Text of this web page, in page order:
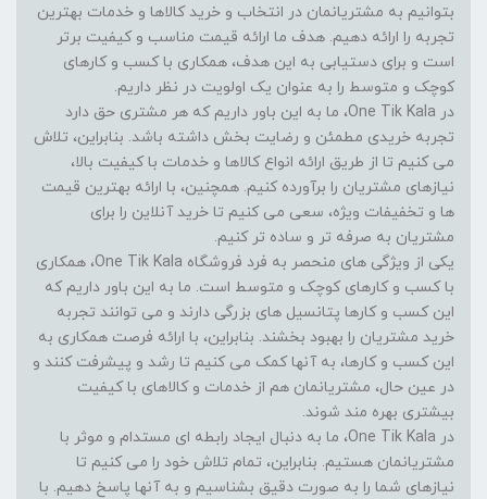
بتوانیم به مشتریانمان در انتخاب و خرید کالاها و خدمات بهترین
تجربه را ارائه دهیم. هدف ما ارائه قیمت مناسب و کیفیت برتر
است و برای دستیابی به این هدف، همکاری با کسب و کارهای
کوچک و متوسط را به عنوان یک اولویت در نظر داریم.
در One Tik Kala، ما به این باور داریم که هر مشتری حق دارد
تجربه خریدی مطمئن و رضایت بخش داشته باشد. بنابراین، تلاش
می کنیم تا از طریق ارائه انواع کالاها و خدمات با کیفیت بالا،
نیازهای مشتریان را برآورده کنیم. همچنین، با ارائه بهترین قیمت
ها و تخفیفات ویژه، سعی می کنیم تا خرید آنلاین را برای
مشتریان به صرفه تر و ساده تر کنیم.
یکی از ویژگی های منحصر به فرد فروشگاه One Tik Kala، همکاری
با کسب و کارهای کوچک و متوسط است. ما به این باور داریم که
این کسب و کارها پتانسیل های بزرگی دارند و می توانند تجربه
خرید مشتریان را بهبود بخشند. بنابراین، با ارائه فرصت همکاری به
این کسب و کارها، به آنها کمک می کنیم تا رشد و پیشرفت کنند و
در عین حال، مشتریانمان هم از خدمات و کالاهای با کیفیت
بیشتری بهره مند شوند.
در One Tik Kala، ما به دنبال ایجاد رابطه ای مستدام و موثر با
مشتریانمان هستیم. بنابراین، تمام تلاش خود را می کنیم تا
نیازهای شما را به صورت دقیق بشناسیم و به آنها پاسخ دهیم. با